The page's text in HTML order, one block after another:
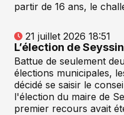
partir de 16 ans, le
21 juillet 2026 18:51
L’élection de
Battue de seulement
élections municipales,
décidé se saisir le
l'élection du maire de
premier recours avait